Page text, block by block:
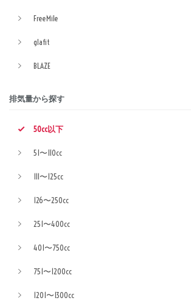
FreeMile
glafit
BLAZE
排気量から探す
50cc以下
51〜110cc
111〜125cc
126〜250cc
251〜400cc
401〜750cc
751〜1200cc
1201〜1300cc